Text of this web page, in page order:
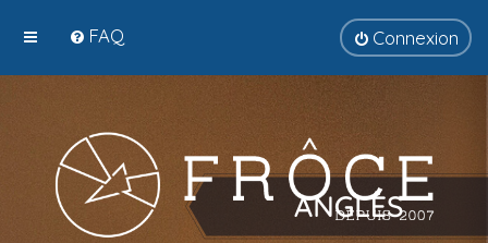
FAQ Connexion